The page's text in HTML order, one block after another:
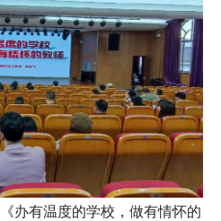
办有温度的学校，做有情怀的